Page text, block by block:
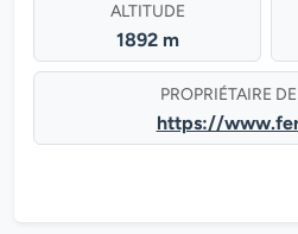
ALTITUDE
1892 m
PROPRIÉTAIRE
https://